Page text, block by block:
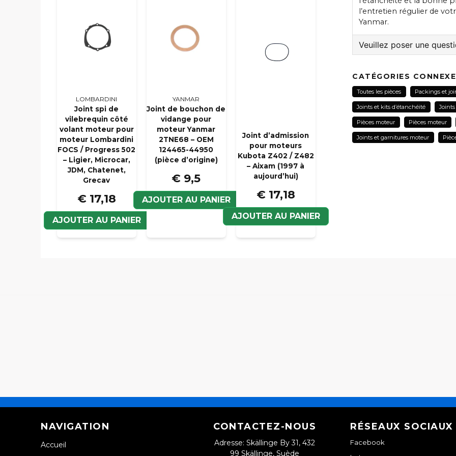
LOMBARDINI
Joint spi de
vilebrequin côté
volant moteur pour
moteur Lombardini
FOCS / Progress 502
– Ligier, Microcar,
JDM, Chatenet,
Grecav
€ 17,18
AJOUTER AU PANIER
YANMAR
Joint de bouchon de
vidange pour
moteur Yanmar
2TNE68 – OEM
124465-44950
(pièce d’origine)
€ 9,5
AJOUTER AU PANIER
Joint d’admission
pour moteurs
Kubota Z402 / Z482
– Aixam (1997 à
aujourd’hui)
€ 17,18
AJOUTER AU PANIER
l’entretien régulier de
Yanmar.
Veuillez poser une
Veuillez nous
name
Nom
CATÉGORIES
Toutes les pièces Packings et
Joints et kits d’étanchéité
Pièces moteur Pièces moteur
Joints et garnitures moteur
NAVIGATION
Accueil
CONTACTEZ-NOUS
Adresse: Skällinge By 31, 432
99 Skällinge, Suède
RÉSEAUX SOCIAUX
Facebook